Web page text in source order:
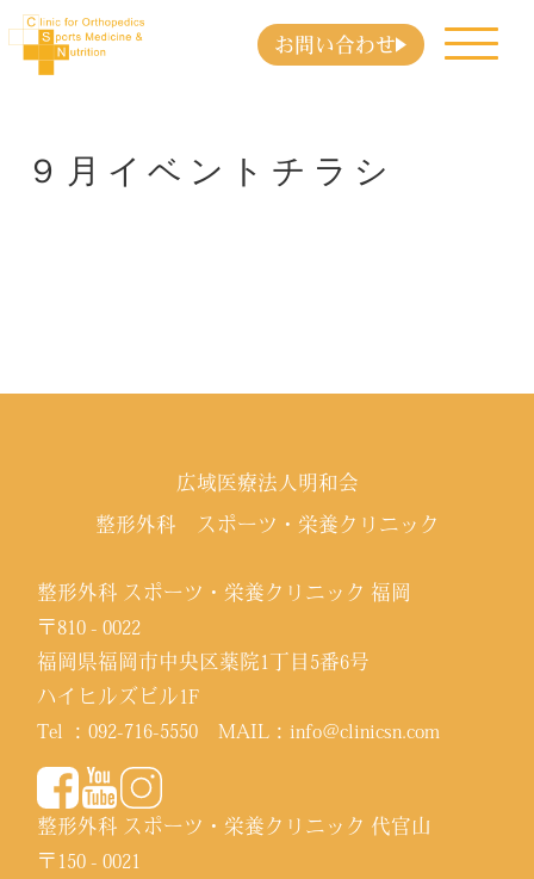
お問い合わせ
９月イベントチラシ
広域医療法人明和会
整形外科 スポーツ・栄養クリニック
整形外科 スポーツ・栄養クリニック 福岡
〒810 - 0022
福岡県福岡市中央区薬院1丁目5番6号
ハイヒルズビル1F
Tel ：092-716-5550 MAIL：info@clinicsn.com
整形外科 スポーツ・栄養クリニック 代官山
〒150 - 0021